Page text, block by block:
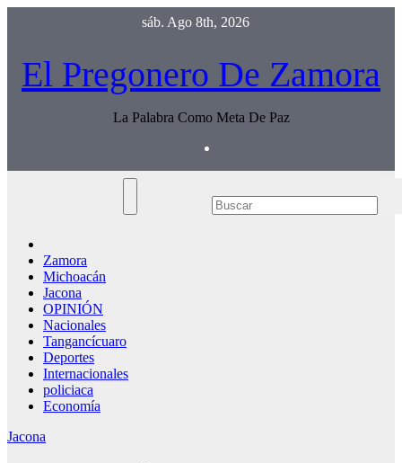
sáb. Ago 8th, 2026
El Pregonero De Zamora
La Palabra Como Meta De Paz
Zamora
Michoacán
Jacona
OPINIÓN
Nacionales
Tangancícuaro
Deportes
Internacionales
policiaca
Economía
Jacona